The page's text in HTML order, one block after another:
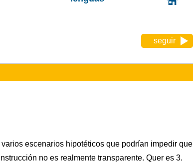
seguir
escenarios hipotéticos que podrían impedir que
no es realmente transparente. Quer es 3.